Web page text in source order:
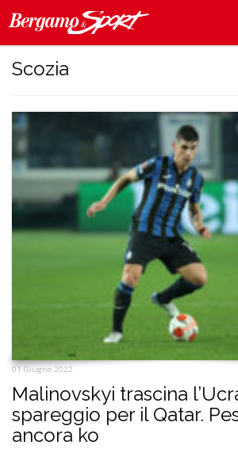
Scozia
01 Giugno 2022
Malinovskyi trascina
spareggio per il Qatar.
ancora ko